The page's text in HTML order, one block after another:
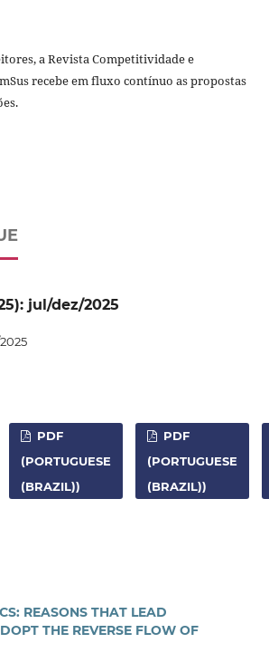
a Revista Competitividade e
recebe em fluxo contínuo as propostas
jul/dez/2025
PDF
(PORTUGUESE
(BRAZIL))
PDF
(PORTUGUESE
(BRAZIL))
REASONS THAT LEAD
THE REVERSE FLOW OF